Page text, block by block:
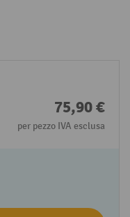
75,90 €
per pezzo IVA esclusa